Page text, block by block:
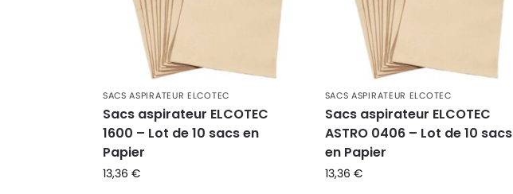
ELCOTEC GOLF 321
ELCOTEC GOLF 322
ELCOTEC MARLY GIGANT
SACS ASPIRATEUR ELCOTEC
Sacs aspirateur ELCOTEC
1600 – Lot de 10 sacs en
Papier
13,36 €
SACS ASPIRATEUR ELCOTEC
Sacs aspirateur ELCOTEC
ASTRO 0406 – Lot de 10 sacs
en Papier
13,36 €